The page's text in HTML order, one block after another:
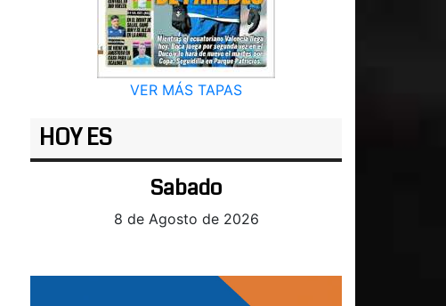
VER MÁS TAPAS
HOY ES
Sabado
8 de Agosto de 2026